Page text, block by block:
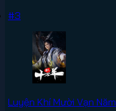
#3
Luyện Khí Mười Vạn Năm